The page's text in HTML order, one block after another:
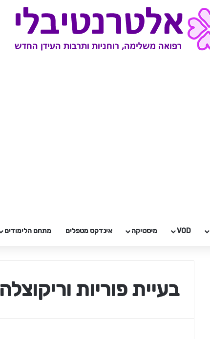
VOD מיסטיקה אינדקס מטפלים מתחם הלימודים
בעיית פוריות וריקוצלה